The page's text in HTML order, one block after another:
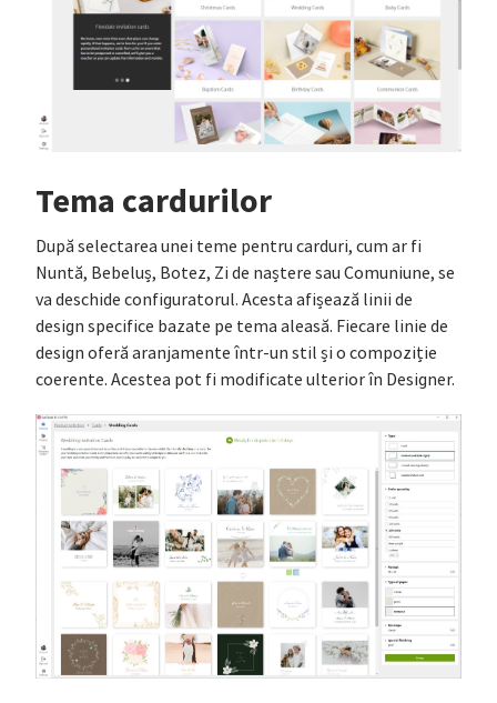
Tema cardurilor
După selectarea unei teme pentru carduri, cum ar fi
Nuntă, Bebeluș, Botez, Zi de naștere sau Comuniune, se
va deschide configuratorul. Acesta afișează linii de
design specifice bazate pe tema aleasă. Fiecare linie de
design oferă aranjamente într-un stil și o compoziție
coerente. Acestea pot fi modificate ulterior în Designer.